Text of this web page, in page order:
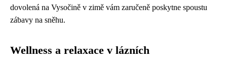
dovolená na Vysočině v zimě vám zaručeně poskytne spoustu
zábavy na sněhu.
Wellness a relaxace v lázních